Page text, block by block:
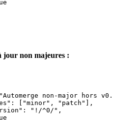
jour non majeures :
"Automerge non-major hors
: [ "minor" , " patch "
],
: " !/^0/ " ,